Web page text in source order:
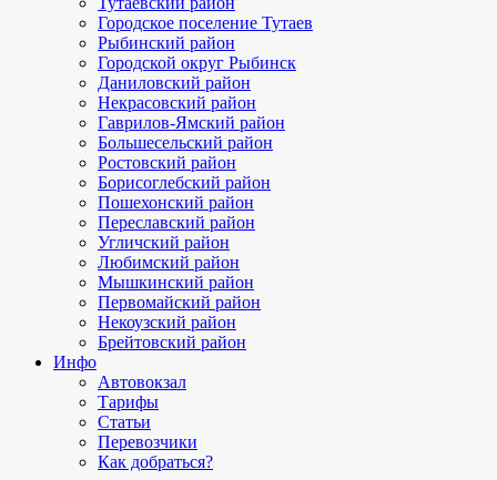
Городское поселение Тутаев
Рыбинский район
Городской округ Рыбинск
Даниловский район
Некрасовский район
Гаврилов-Ямский район
Большесельский район
Ростовский район
Борисоглебский район
Пошехонский район
Переславский район
Угличский район
Любимский район
Мышкинский район
Первомайский район
Некоузский район
Брейтовский район
Инфо
Автовокзал
Тарифы
Статьи
Перевозчики
Как добраться?